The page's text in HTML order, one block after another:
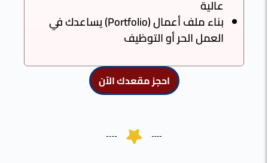
بناء ملف أعمال (Portfolio) يساعدك في
العمل الحر أو التوظيف
احجز مقعدك الآن